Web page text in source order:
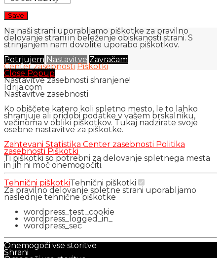
Na naši strani uporabljamo piškotke za pravilno
delovanje strani in beleženje obiskanosti strani. S
strinjanjem nam dovolite uporabo piškotkov.
Potrjujem Nastavitve Zavračam
Center zasebnosti Piškotki
Close Popup
Nastavitve zasebnosti shranjene!
Idrija.com
Nastavitve zasebnosti
Ko obiščete katero koli spletno mesto, le to lahko
shranjuje ali pridobi podatke v vašem brskalniku,
večinoma v obliki piškotkov. Tukaj nadzirate svoje
osebne nastavitve za piškotke.
Zahtevani Statistika Center zasebnosti Politika
zasebnosti Piškotki
Ti piškotki so potrebni za delovanje spletnega mesta
in jih ni moč onemogočiti.
Tehnični piškotkiTehnični piškotki
Za pravilno delovanje spletne strani uporabljamo
naslednje tehnične piškotke
wordpress_test_cookie
wordpress_logged_in_
wordpress_sec
Onemogoči vse storitve
Shrani